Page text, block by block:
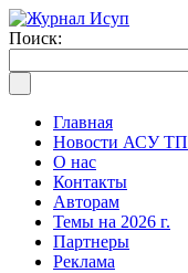
Поиск:
Главная
Новости АСУ ТП
О нас
Контакты
Авторам
Темы на 2026 г.
Партнеры
Реклама